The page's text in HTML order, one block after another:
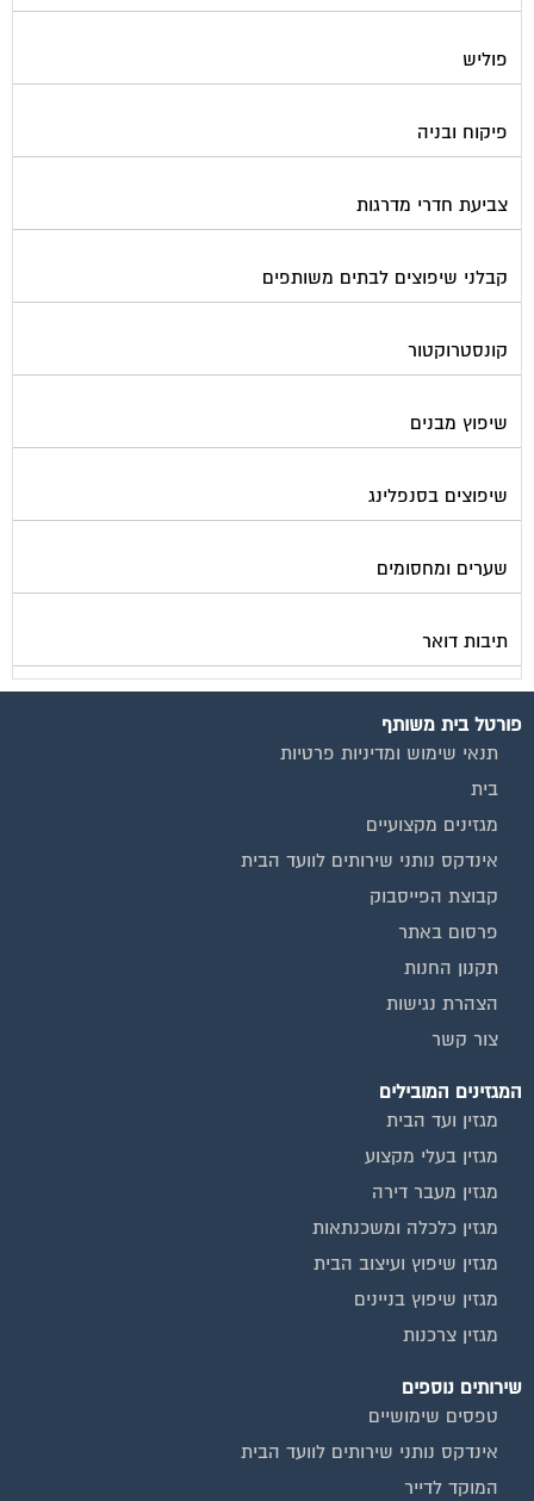
פוליש
פיקוח ובניה
צביעת חדרי מדרגות
קבלני שיפוצים לבתים משותפים
קונסטרוקטור
שיפוץ מבנים
שיפוצים בסנפלינג
שערים ומחסומים
תיבות דואר
פורטל בית משותף
תנאי שימוש ומדיניות פרטיות
בית
מגזינים מקצועיים
אינדקס נותני שירותים לוועד הבית
קבוצת הפייסבוק
פרסום באתר
תקנון החנות
הצהרת נגישות
צור קשר
המגזינים המובילים
מגזין ועד הבית
מגזין בעלי מקצוע
מגזין מעבר דירה
מגזין כלכלה ומשכנתאות
מגזין שיפוץ ועיצוב הבית
מגזין שיפוץ בניינים
מגזין צרכנות
שירותים נוספים
טפסים שימושיים
אינדקס נותני שירותים לוועד הבית
המוקד לדייר